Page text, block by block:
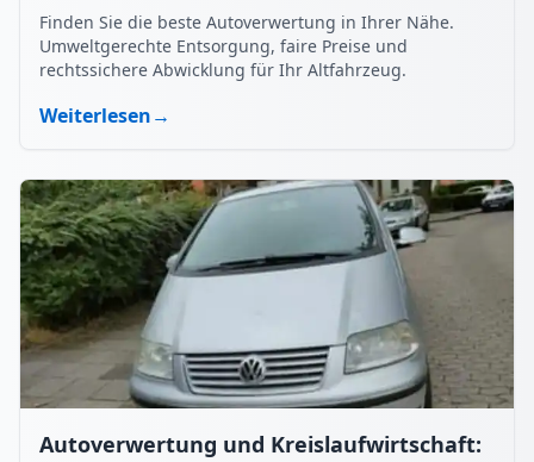
Finden Sie die beste Autoverwertung in Ihrer Nähe.
Umweltgerechte Entsorgung, faire Preise und
rechtssichere Abwicklung für Ihr Altfahrzeug.
Weiterlesen→
Autoverwertung und Kreislaufwirtschaft: